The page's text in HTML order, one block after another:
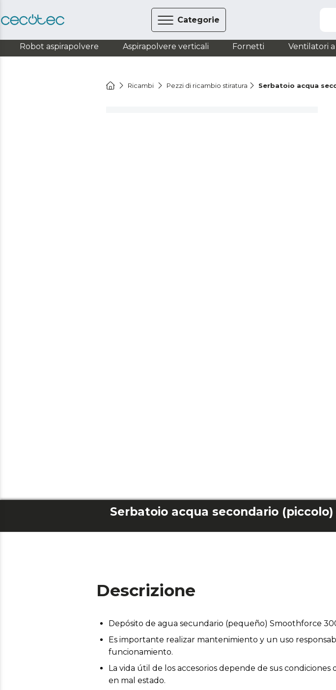
Categorie
Robot aspirapolvere Aspirapolvere verticali Fornetti Ventilatori
Ricambi Pezzi di ricambio stiratura Serbatoio acqua
Descrizione
Depósito de agua secundario (pequeño) Smoothforce
Es importante realizar mantenimiento y un uso
funcionamiento.
La vida útil de los accesorios depende de sus
en mal estado.